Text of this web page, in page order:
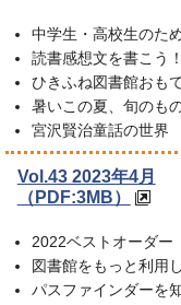
中学生・高校生のた
読書感想文を書こう！
ひきふね図書館おも
暑いこの夏、旬のも
宮沢賢治童話の世界
Vol.43 2023年4月
（PDF:3MB）
2022ベストオーダー
図書館をもっと利用
パスファインダーを